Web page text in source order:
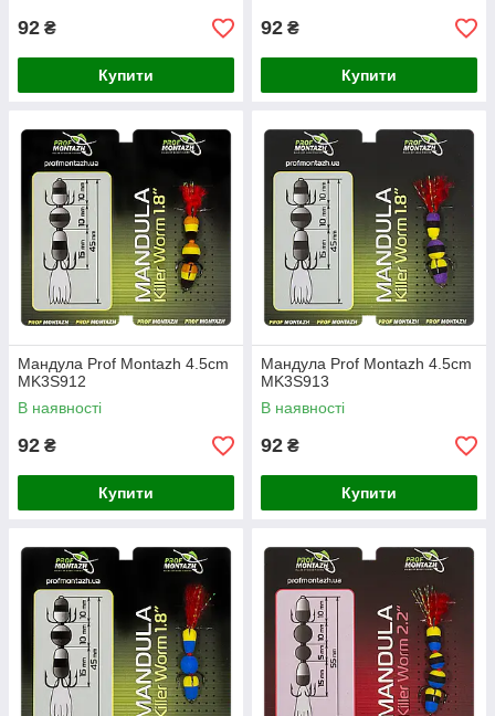
92 ₴
Купити
92 ₴
Купити
Мандула Prof Montazh 4.5cm
MK3S912
В наявності
92 ₴
Купити
Мандула Prof Montazh 4.5cm
MK3S913
В наявності
92 ₴
Купити